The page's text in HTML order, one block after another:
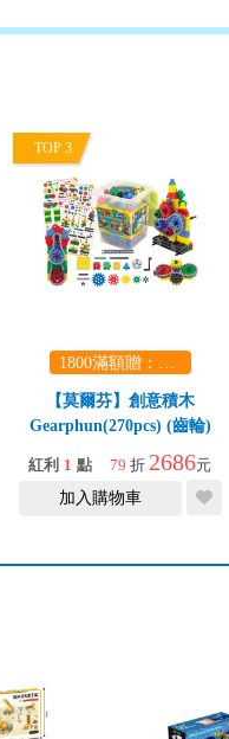
TOP 3
1800滿額贈：口袋玩具一份（隨機出貨） (summer read)
【莫爾芬】創意積木
Gearphun(270pcs) (齒輪)
紅利 1 點 79 折 2686元
加入購物車